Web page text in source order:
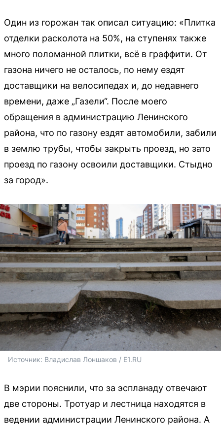
Один из горожан так описал ситуацию: «Плитка
отделки расколота на 50%, на ступенях также
много поломанной плитки, всё в граффити. От
газона ничего не осталось, по нему ездят
доставщики на велосипедах и, до недавнего
времени, даже „Газели“. После моего
обращения в администрацию Ленинского
района, что по газону ездят автомобили, забили
в землю трубы, чтобы закрыть проезд, но зато
проезд по газону освоили доставщики. Стыдно
за город».
Источник: Владислав Лоншаков / E1.RU
В мэрии пояснили, что за эспланаду отвечают
две стороны. Тротуар и лестница находятся в
ведении администрации Ленинского района. А